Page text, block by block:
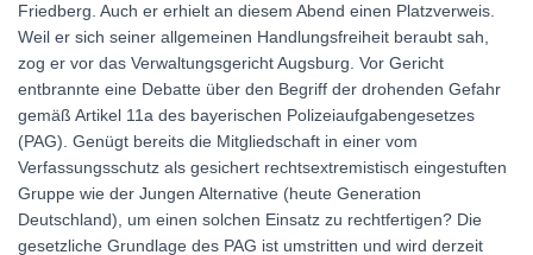
Friedberg. Auch er erhielt an diesem Abend einen Platzverweis.
Weil er sich seiner allgemeinen Handlungsfreiheit beraubt sah,
zog er vor das Verwaltungsgericht Augsburg. Vor Gericht
entbrannte eine Debatte über den Begriff der drohenden Gefahr
gemäß Artikel 11a des bayerischen Polizeiaufgabengesetzes
(PAG). Genügt bereits die Mitgliedschaft in einer vom
Verfassungsschutz als gesichert rechtsextremistisch eingestuften
Gruppe wie der Jungen Alternative (heute Generation
Deutschland), um einen solchen Einsatz zu rechtfertigen? Die
gesetzliche Grundlage des PAG ist umstritten und wird derzeit